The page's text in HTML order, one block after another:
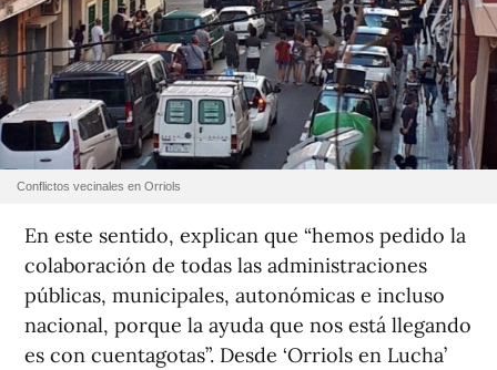
Conflictos vecinales en Orriols
En este sentido, explican que “hemos pedido la
colaboración de todas las administraciones
públicas, municipales, autonómicas e incluso
nacional, porque la ayuda que nos está llegando
es con cuentagotas”. Desde ‘Orriols en Lucha’